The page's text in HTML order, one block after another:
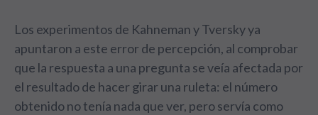
Los experimentos de Kahneman y Tversky ya
apuntaron a este error de percepción, al comprobar
que la respuesta a una pregunta se veía afectada por
el resultado de hacer girar una ruleta: el número
obtenido no tenía nada que ver, pero servía como